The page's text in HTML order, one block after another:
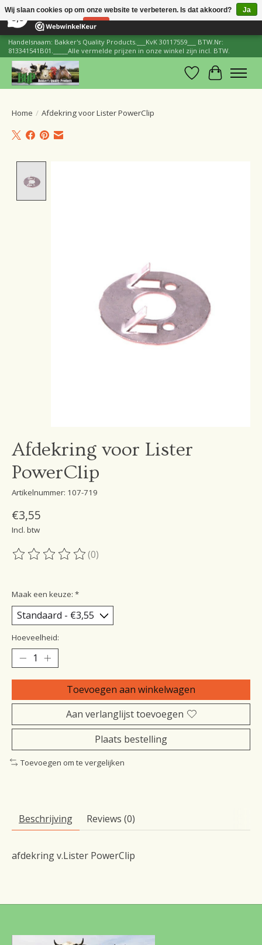
206 Reviews ×
Handelsnaam: Bakker's Quality Products.___KvK 30117559___ BTW.Nr:
813341541B01._____Alle vermelde prijzen in onze winkel zijn incl. BTW.
Verlanglijst
Home / Afdekring voor Lister PowerClip
Afdekring voor Lister
PowerClip
Artikelnummer: 107-719
€3,55
Incl. btw
De beoordeling van dit product is
(0)
Maak een keuze: *
Hoeveelheid:
Toevoegen aan winkelwagen
Aan verlanglijst toevoegen
Plaats bestelling
Toevoegen om te vergelijken
Beschrijving Reviews (0)
afdekring v.Lister PowerClip
Wij slaan cookies op om onze website te verbeteren. Is dat akkoord?
Ja
Nee